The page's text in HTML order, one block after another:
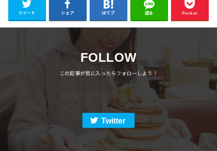
ツイート シェア はてブ 送る Pocket
FOLLOW
Twitter